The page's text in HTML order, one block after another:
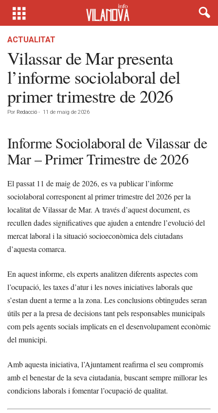
ACTUALITAT
Vilassar de Mar presenta
l’informe sociolaboral del
primer trimestre de 2026
Por Redacció - 11 de maig de 2026
Informe Sociolaboral de Vilassar de
Mar – Primer Trimestre de 2026
El passat 11 de maig de 2026, es va publicar l’informe
sociolaboral corresponent al primer trimestre del 2026 per la
localitat de Vilassar de Mar. A través d’aquest document, es
recullen dades significatives que ajuden a entendre l’evolució del
mercat laboral i la situació socioeconòmica dels ciutadans
d’aquesta comarca.
En aquest informe, els experts analitzen diferents aspectes com
l’ocupació, les taxes d’atur i les noves iniciatives laborals que
s’estan duent a terme a la zona. Les conclusions obtingudes seran
útils per a la presa de decisions tant pels responsables municipals
com pels agents socials implicats en el desenvolupament econòmic
del municipi.
Amb aquesta iniciativa, l’Ajuntament reafirma el seu compromís
amb el benestar de la seva ciutadania, buscant sempre millorar les
condicions laborals i fomentar l’ocupació de qualitat.